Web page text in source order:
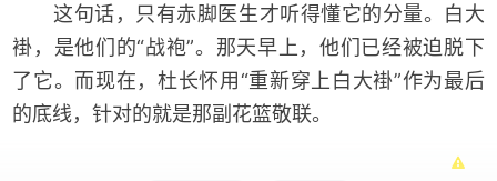
这句话，只有赤脚医生才听得懂它的分量。白大
褂，是他们的“战袍”。那天早上，他们已经被迫脱下
了它。而现在，杜长怀用“重新穿上白大褂”作为最后
的底线，针对的就是那副花篮敬联。